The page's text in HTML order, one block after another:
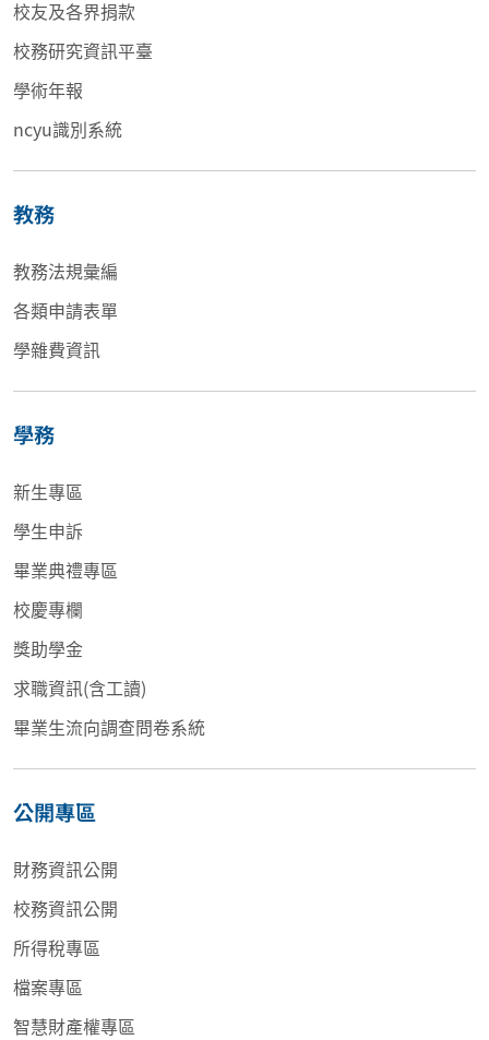
校友及各界捐款
校務研究資訊平臺
學術年報
ncyu識別系統
教務
教務法規彙編
各類申請表單
學雜費資訊
學務
新生專區
學生申訴
畢業典禮專區
校慶專欄
獎助學金
求職資訊(含工讀)
畢業生流向調查問卷系統
公開專區
財務資訊公開
校務資訊公開
所得稅專區
檔案專區
智慧財產權專區